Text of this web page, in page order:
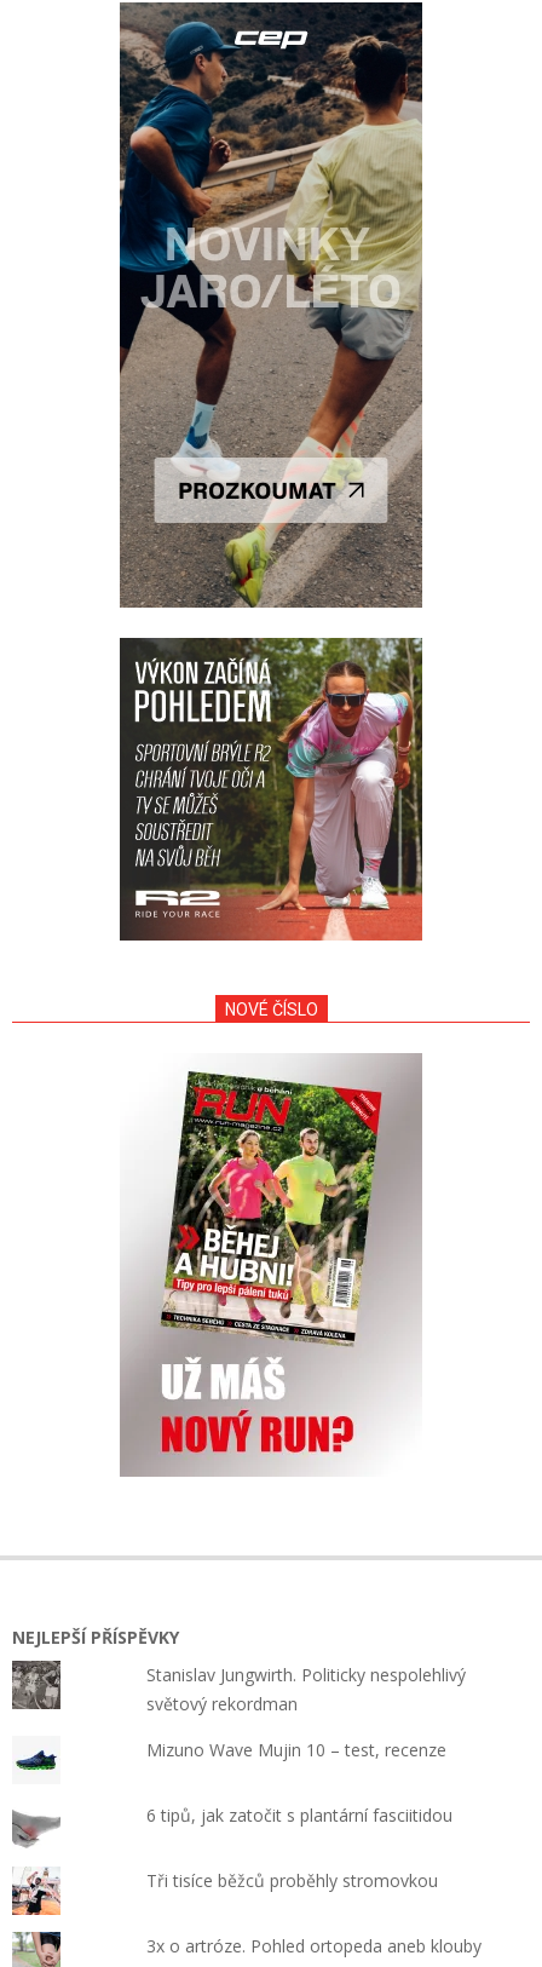
NOVÉ ČÍSLO
NEJLEPŠÍ PŘÍSPĚVKY
Stanislav Jungwirth. Politicky nespolehlivý
světový rekordman
Mizuno Wave Mujin 10 – test, recenze
6 tipů, jak zatočit s plantární fasciitidou
Tři tisíce běžců proběhly stromovkou
3x o artróze. Pohled ortopeda aneb klouby